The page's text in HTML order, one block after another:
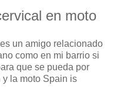
en moto
un amigo relacionado
como en mi barrio si
que se pueda por
la moto Spain is